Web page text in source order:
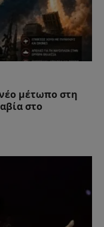
μέτωπο στη
στο